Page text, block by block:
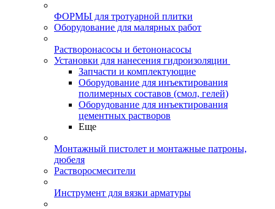
ФОРМЫ для тротуарной плитки
Оборудование для малярных работ
Растворонасосы и бетононасосы
Установки для нанесения гидроизоляции
Запчасти и комплектующие
Оборудование для инъектирования
полимерных составов (смол, гелей)
Оборудование для инъектирования
цементных растворов
Еще
Монтажный пистолет и монтажные патроны,
дюбеля
Растворосмесители
Инструмент для вязки арматуры